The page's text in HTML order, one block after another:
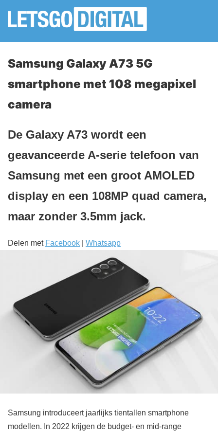
Samsung Galaxy A73 5G
smartphone met 108 megapixel
camera
De Galaxy A73 wordt een
geavanceerde A-serie telefoon van
Samsung met een groot AMOLED
display en een 108MP quad camera,
maar zonder 3.5mm jack.
Delen met Facebook Whatsapp
Samsung introduceert jaarlijks tientallen smartphone
modellen. In 2022 krijgen de budget- en mid-range